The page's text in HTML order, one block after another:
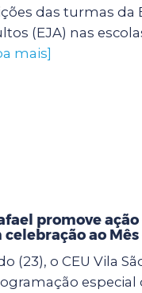
das turmas da
(EJA) nas
mais]
promove ação
ao Mês
(23), o CEU Vila
especial